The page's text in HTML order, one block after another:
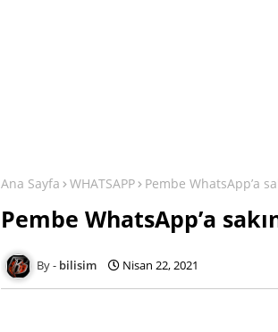
Ana Sayfa WHATSAPP Pembe WhatsApp’a
Pembe WhatsApp’a
bilisim Nisan 22, 2021